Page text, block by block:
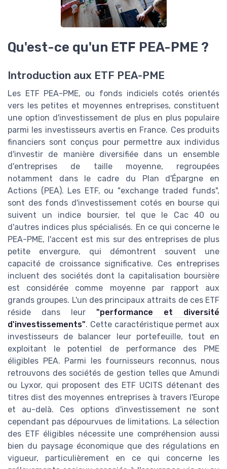
Qu'est-ce qu'un ETF PEA-PME ?
Introduction aux ETF PEA-PME
Les ETF PEA-PME, ou fonds indiciels cotés orientés
vers les petites et moyennes entreprises, constituent
une option d'investissement de plus en plus populaire
parmi les investisseurs avertis en France. Ces produits
financiers sont conçus pour permettre aux individus
d'investir de manière diversifiée dans un ensemble
d'entreprises de taille moyenne, regroupées
notamment dans le cadre du Plan d'Épargne en
Actions (PEA). Les ETF, ou "exchange traded funds",
sont des fonds d'investissement cotés en bourse qui
suivent un indice boursier, tel que le Cac 40 ou
d'autres indices plus spécialisés. En ce qui concerne le
PEA-PME, l'accent est mis sur des entreprises de plus
petite envergure, qui démontrent souvent une
capacité de croissance significative. Ces entreprises
incluent des sociétés dont la capitalisation boursière
est considérée comme moyenne par rapport aux
grands groupes. L'un des principaux attraits de ces ETF
réside dans leur "performance et diversité
d'investissements". Cette caractéristique permet aux
investisseurs de balancer leur portefeuille, tout en
exploitant le potentiel de performance des PME
éligibles PEA. Parmi les fournisseurs reconnus, nous
retrouvons des sociétés de gestion telles que Amundi
ou Lyxor, qui proposent des ETF UCITS détenant des
titres dist des moyennes entreprises à travers l'Europe
et au-delà. Ces options d'investissement ne sont
cependant pas dépourvues de limitations. La sélection
des ETF éligibles nécessite une compréhension aussi
bien du paysage économique que des régulations en
vigueur, particulièrement en ce qui concerne les